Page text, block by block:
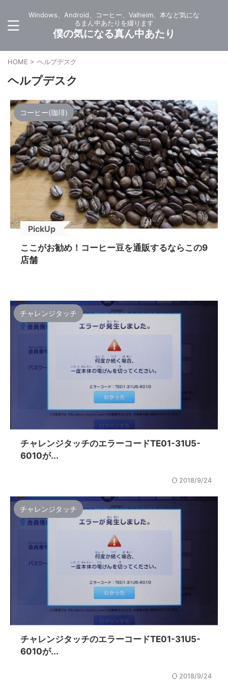
Windows、Android、コーヒー、Valheim、本など気にな
るまん中あたりを綴ります
僕の気になる真ん中あたり
HOME > ヘルプデスク
ヘルプデスク
コーヒー(珈琲)
PickUp
ここがお勧め！コーヒー豆を通販するならこの9
店舗
チャレンジタッチ
チャレンジタッチのエラーコードTE01-31U5-
6010が...
2018/9/24
チャレンジタッチ
チャレンジタッチのエラーコードTE01-31U5-
6010が...
2018/9/24